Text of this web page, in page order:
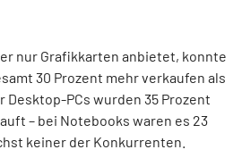
nur Grafikkarten anbietet, konnte
30 Prozent mehr verkaufen als
Desktop-PCs wurden 35 Prozent
– bei Notebooks waren es 23
keiner der Konkurrenten.